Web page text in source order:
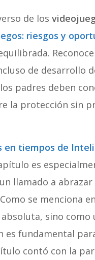
de los
riesgos y
de desarrollo
padres deben
la protección sin
en tiempos de
es
un llamado a
se menciona
sino
es fundamental
contó con la